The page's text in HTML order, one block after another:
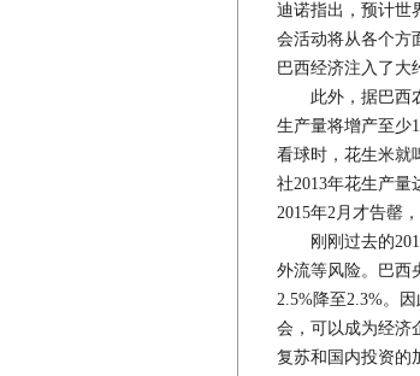
迪诺指出，预计世
会活动将从各个方
巴西经济注入了大
此外，据巴西农
生产量将增产至少
看球时，花生米就
社2013年花生产量
2015年2月才告罄
刚刚过去的2013
外流等风险。巴西
2.5%降至2.3%。
会，可以成为经济
复苏和国内投资的